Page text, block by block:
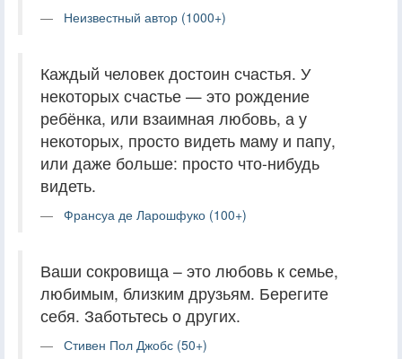
Неизвестный автор (1000+)
Каждый человек достоин счастья. У
некоторых счастье — это рождение
ребёнка, или взаимная любовь, а у
некоторых, просто видеть маму и папу,
или даже больше: просто что-нибудь
видеть.
Франсуа де Ларошфуко (100+)
Ваши сокровища – это любовь к семье,
любимым, близким друзьям. Берегите
себя. Заботьтесь о других.
Стивен Пол Джобс (50+)